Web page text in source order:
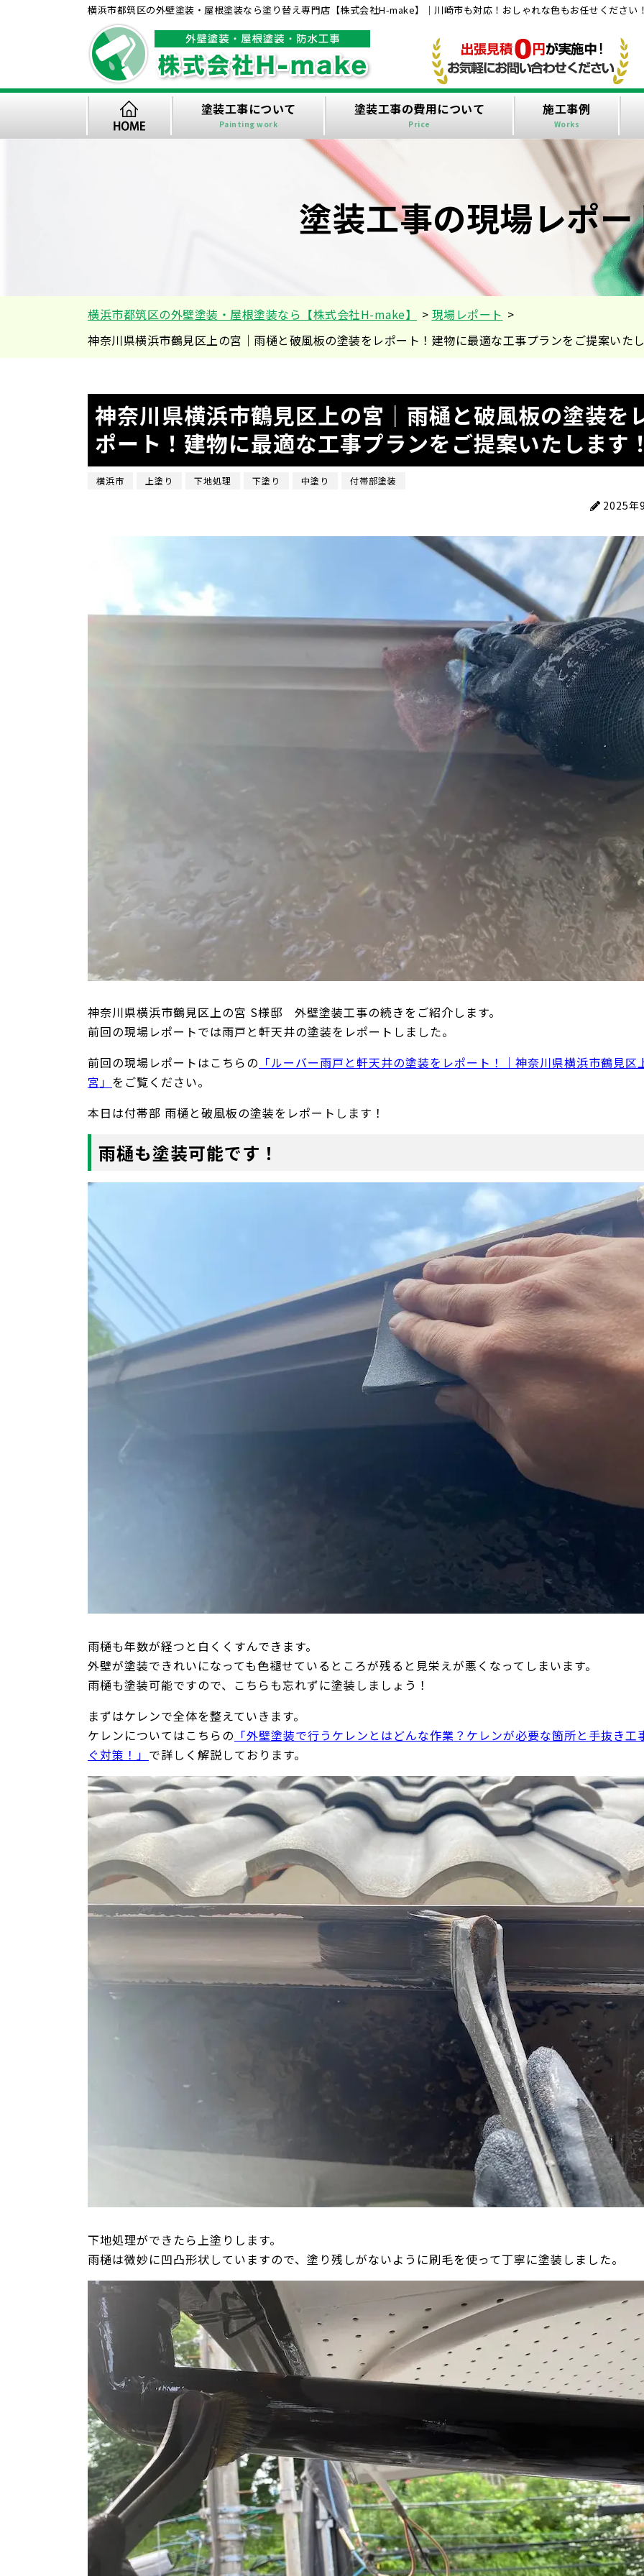
横浜市都筑区の外壁塗装・屋根塗装なら塗り替え専門店【株式会社H-make】｜川崎市も対応！おしゃれな色もお任せください
塗装工事について
Painting work
塗装工事の費用について
Price
施工事例
Works
塗装工事の現場レポー
横浜市都筑区の外壁塗装・屋根塗装なら【株式会社H-make】 > 現場レポート >
神奈川県横浜市鶴見区上の宮｜雨樋と破風板の塗装をレポート！建物に最適な工事プランをご提案いた
神奈川県横浜市鶴見区上の宮｜雨樋と破風板の塗装を
ポート！建物に最適な工事プランをご提案いたします
横浜市 上塗り 下地処理 下塗り 中塗り 付帯部塗装
2025年
神奈川県横浜市鶴見区上の宮 S様邸 外壁塗装工事の続きをご紹介します。
前回の現場レポートでは雨戸と軒天井の塗装をレポートしました。
前回の現場レポートはこちらの 「ルーバー雨戸と軒天井の塗装をレポート！｜神奈川県横浜市鶴見区
宮」 をご覧ください。
本日は付帯部 雨樋と破風板の塗装をレポートします！
雨樋も塗装可能です！
雨樋も年数が経つと白くくすんできます。
外壁が塗装できれいになっても色褪せているところが残ると見栄えが悪くなってしまいます。
雨樋も塗装可能ですので、こちらも忘れずに塗装しましょう！
まずはケレンで全体を整えていきます。
ケレンについてはこちらの 「外壁塗装で行うケレンとはどんな作業？ケレンが必要な箇所と手抜き工
ぐ対策！」 で詳しく解説しております。
下地処理ができたら上塗りします。
雨樋は微妙に凹凸形状していますので、塗り残しがないように刷毛を使って丁寧に塗装しました。